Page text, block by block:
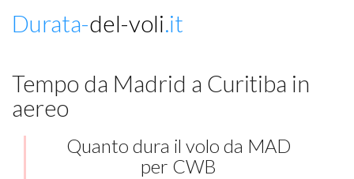
Durata-del-voli.it
Tempo da Madrid a Curitiba in
aereo
Quanto dura il volo da MAD
per CWB